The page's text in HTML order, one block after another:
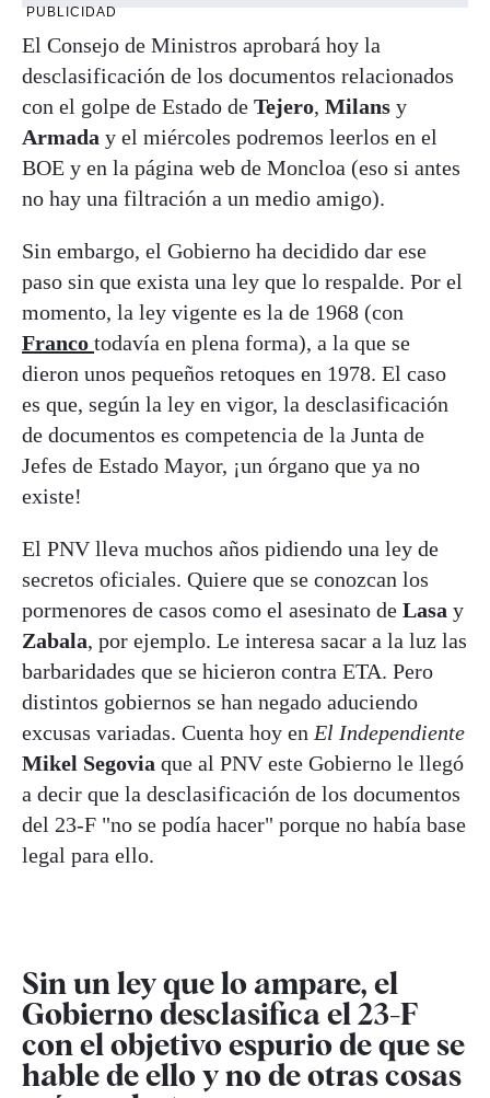
PUBLICIDAD
El Consejo de Ministros aprobará hoy la
desclasificación de los documentos relacionados
con el golpe de Estado de Tejero, Milans y
Armada y el miércoles podremos leerlos en el
BOE y en la página web de Moncloa (eso si antes
no hay una filtración a un medio amigo).
Sin embargo, el Gobierno ha decidido dar ese
paso sin que exista una ley que lo respalde. Por el
momento, la ley vigente es la de 1968 (con
Franco todavía en plena forma), a la que se
dieron unos pequeños retoques en 1978. El caso
es que, según la ley en vigor, la desclasificación
de documentos es competencia de la Junta de
Jefes de Estado Mayor, ¡un órgano que ya no
existe!
El PNV lleva muchos años pidiendo una ley de
secretos oficiales. Quiere que se conozcan los
pormenores de casos como el asesinato de Lasa y
Zabala, por ejemplo. Le interesa sacar a la luz las
barbaridades que se hicieron contra ETA. Pero
distintos gobiernos se han negado aduciendo
excusas variadas. Cuenta hoy en El Independiente
Mikel Segovia que al PNV este Gobierno le llegó
a decir que la desclasificación de los documentos
del 23-F "no se podía hacer" porque no había base
legal para ello.
Sin un ley que lo ampare, el
Gobierno desclasifica el 23-F
con el objetivo espurio de que se
hable de ello y no de otras cosas